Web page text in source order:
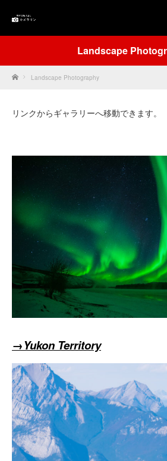
Landscape
Home Landscape Photography
リンクからギャラリーへ移動できます。
→Yukon Territory